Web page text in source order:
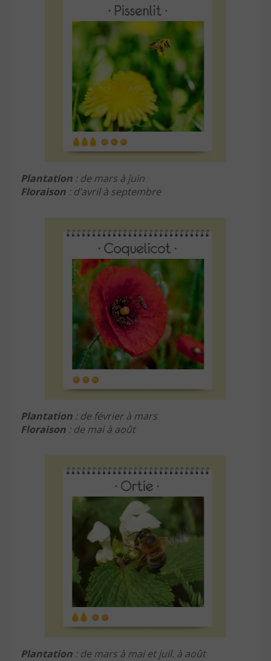
Plantation : de mars à juin
Floraison : d’avril à septembre
Plantation : de février à mars
Floraison : de mai à août
Plantation : de mars à mai et juil. à août